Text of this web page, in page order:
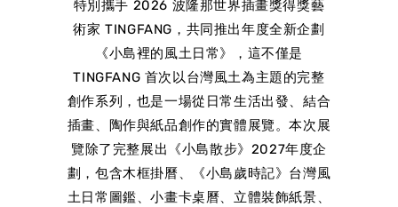
特別攜手 2026 波隆那世界插畫獎得獎藝
術家 TINGFANG，共同推出年度全新企劃
《小島裡的風土日常》，這不僅是
TINGFANG 首次以台灣風土為主題的完整
創作系列，也是一場從日常生活出發、結合
插畫、陶作與紙品創作的實體展覽。本次展
覽除了完整展出《小島散步》2027年度企
劃，包含木框掛曆、《小島歲時記》台灣風
土日常圖鑑、小畫卡桌曆、立體裝飾紙景、